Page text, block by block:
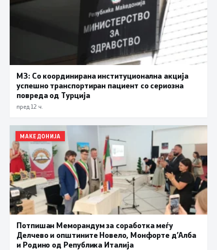
МЗ: Со координирана институционална акција
успешно транспортиран пациент со сериозна
повреда од Турција
пред 12 ч.
МАКЕДОНИЈА
Потпишан Меморандум за соработка меѓу
Делчево и општините Новело, Монфорте д’Алба
и Родино од Република Италија